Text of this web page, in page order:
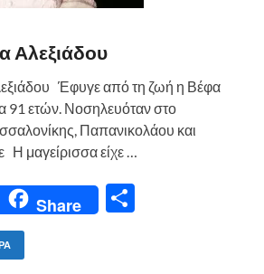
Αλεξιάδου
Έφυγε από τη ζωή η Βέφα
91 ετών. Νοσηλευόταν στο
Παπανικολάου και
Η μαγείρισσα είχε …
Share